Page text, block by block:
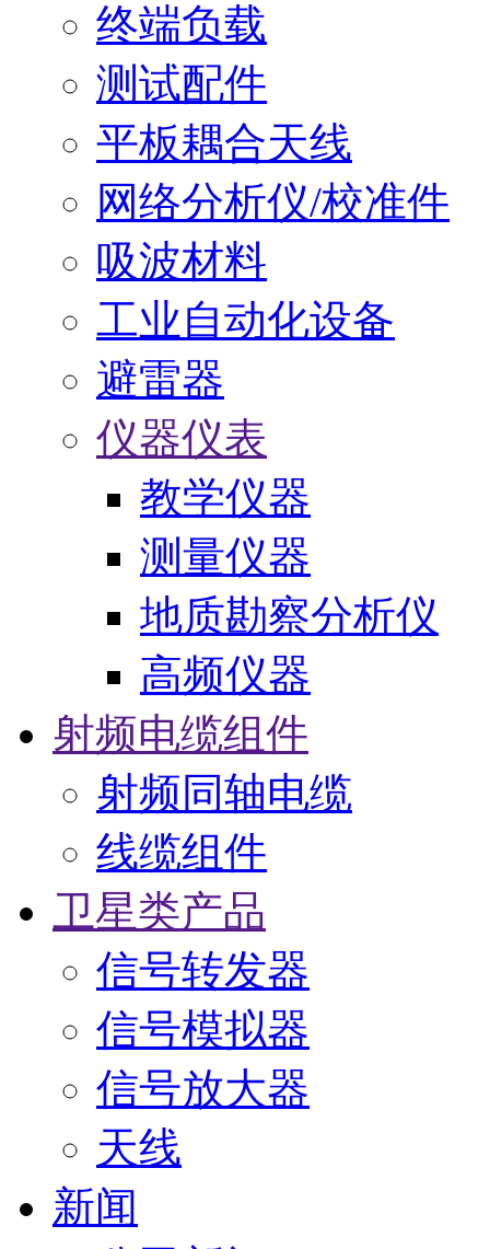
终端负载
测试配件
平板耦合天线
网络分析仪/校准件
吸波材料
工业自动化设备
避雷器
仪器仪表
教学仪器
测量仪器
地质勘察分析仪
高频仪器
射频电缆组件
射频同轴电缆
线缆组件
卫星类产品
信号转发器
信号模拟器
信号放大器
天线
新闻